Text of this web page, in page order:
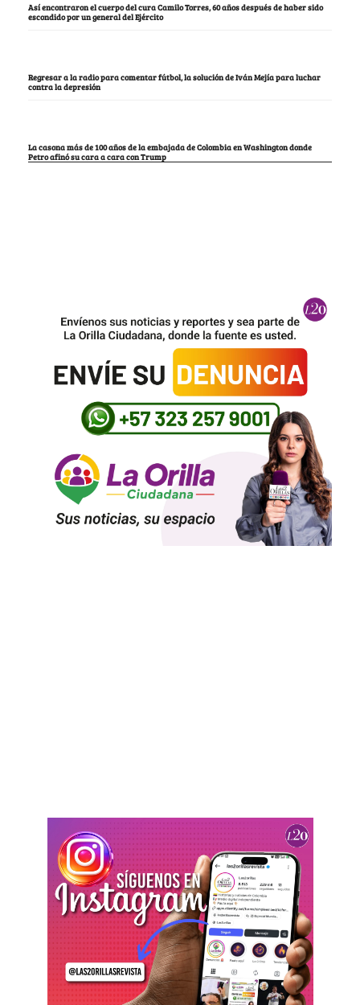
Así encontraron el cuerpo del cura Camilo Torres, 60 años después de haber sido
escondido por un general del Ejército
Regresar a la radio para comentar fútbol, la solución de Iván Mejía para luchar
contra la depresión
La casona más de 100 años de la embajada de Colombia en Washington donde
Petro afinó su cara a cara con Trump